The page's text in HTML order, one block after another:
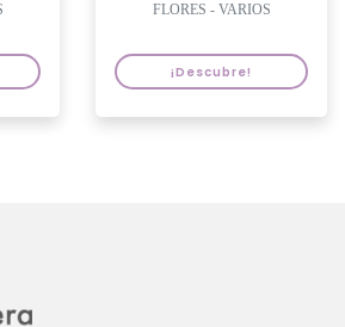
FLORES - VARIOS
¡Descubre!